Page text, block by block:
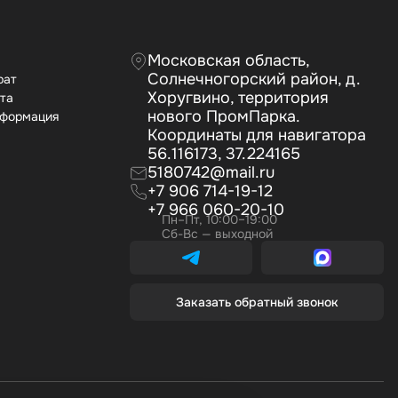
Московская область,
Солнечногорский район, д.
Хоругвино, территория
нового ПромПарка.
Координаты для навигатора
56.116173, 37.224165
5180742@mail.ru
+7 906 714-19-12
+7 966 060-20-10
Пн–Пт, 10:00–19:00
Сб-Вс — выходной
Заказать обратный звонок